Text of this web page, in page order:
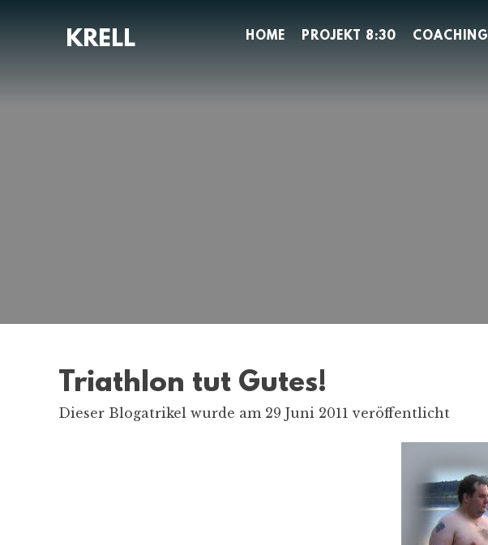
HOME PROJEKT 8:30 COACHING
Triathlon tut Gutes!
Dieser Blogatrikel wurde am 29 Juni 2011 veröffentlicht